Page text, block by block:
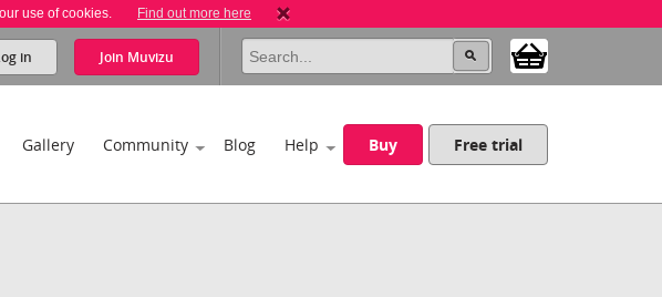
use of cookies. Find out more here
in Join Muvizu
Gallery Community Blog Help Buy Free trial